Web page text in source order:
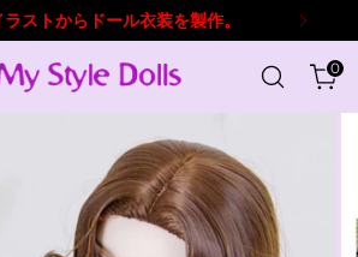
７年の豊富な経験とドール服製
0